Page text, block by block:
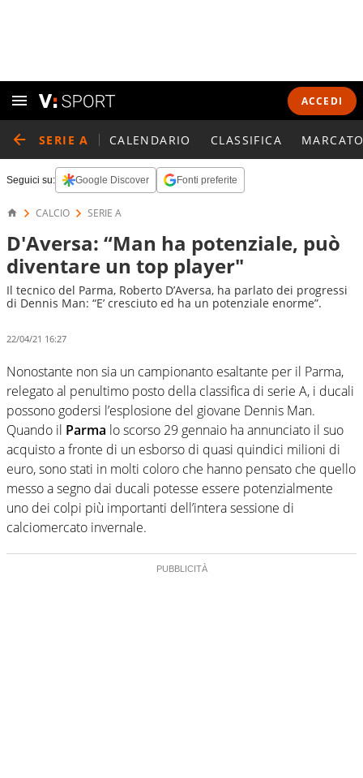
ACCEDI
SERIE A CALENDARIO CLASSIFICA
Seguici su: Google Discover Fonti preferite
CALCIO SERIE A
D'Aversa: “Man ha potenziale, può
diventare un top player"
Il tecnico del Parma, Roberto D’Aversa, ha parlato dei progressi
di Dennis Man: “E’ cresciuto ed ha un potenziale enorme”.
22/04/21 16:27
Nonostante non sia un campionanto esaltante per il Parma,
relegato al penultimo posto della classifica di serie A, i ducali
possono godersi l’esplosione del giovane Dennis Man.
Quando il Parma lo scorso 29 gennaio ha annunciato il suo
acquisto a fronte di un esborso di quasi quindici milioni di
euro, sono stati in molti coloro che hanno pensato che quello
messo a segno dai ducali potesse essere potenzialmente
uno dei colpi più importanti dell’intera sessione di
calciomercato invernale.